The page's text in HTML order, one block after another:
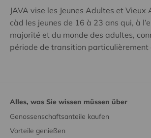
JAVA vise les Jeunes Adultes et Vieux
càd les jeunes de 16 à 23 ans qui, à
majorité et du monde des adultes,
période de transition particulièrement
Alles, was Sie wissen müssen über
Genossenschaftsanteile kaufen
Vorteile genießen